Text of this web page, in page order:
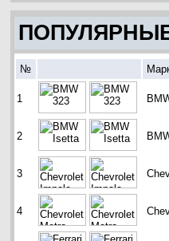
№
1
2
3
4